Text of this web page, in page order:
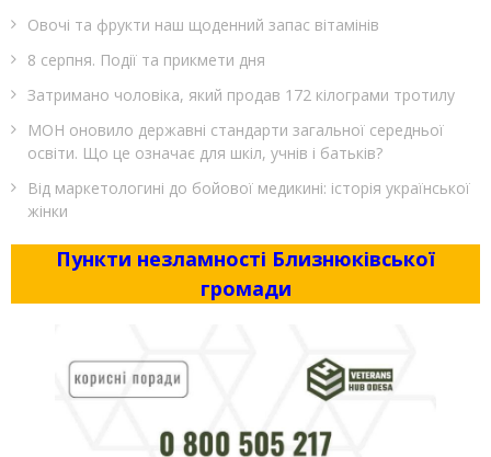
Овочі та фрукти наш щоденний запас вітамінів
8 серпня. Події та прикмети дня
Затримано чоловіка, який продав 172 кілограми тротилу
МОН оновило державні стандарти загальної середньої
освіти. Що це означає для шкіл, учнів і батьків?
Від маркетологині до бойової медикині: історія української
жінки
Пункти незламності Близнюківської
громади